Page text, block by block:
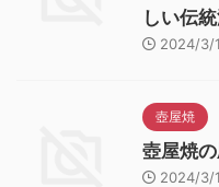
しい伝
2024/3/
壺屋焼
壺屋焼
2024/3/